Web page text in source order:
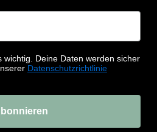
wichtig. Deine Daten werden sicher
Datenschutzrichtlinie